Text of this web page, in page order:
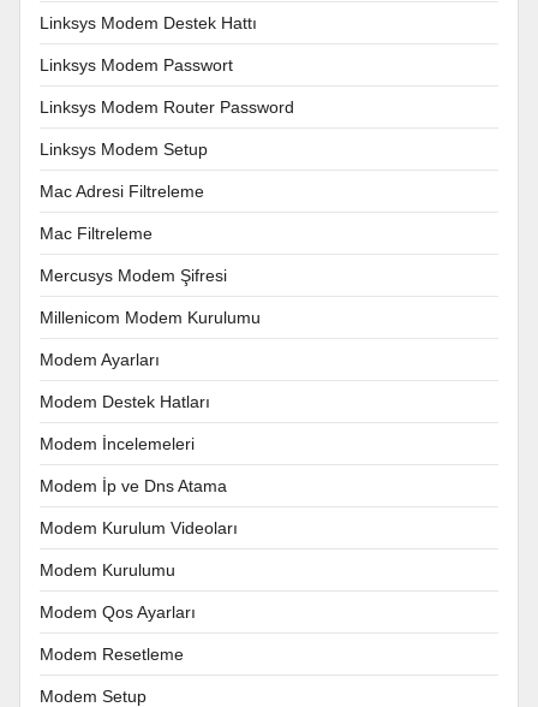
Linksys Modem Destek Hattı
Linksys Modem Passwort
Linksys Modem Router Password
Linksys Modem Setup
Mac Adresi Filtreleme
Mac Filtreleme
Mercusys Modem Şifresi
Millenicom Modem Kurulumu
Modem Ayarları
Modem Destek Hatları
Modem İncelemeleri
Modem İp ve Dns Atama
Modem Kurulum Videoları
Modem Kurulumu
Modem Qos Ayarları
Modem Resetleme
Modem Setup